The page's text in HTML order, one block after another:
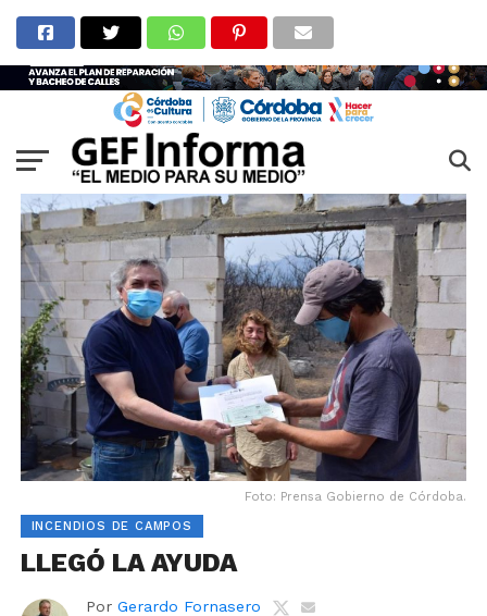
Foto: Prensa Gobierno de Córdoba.
INCENDIOS DE CAMPOS
LLEGÓ LA AYUDA
Por Gerardo Fornasero